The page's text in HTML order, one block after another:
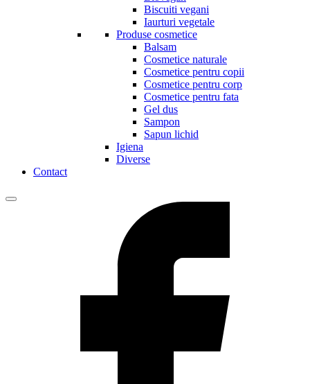
Biscuiti vegani
Iaurturi vegetale
Produse cosmetice
Balsam
Cosmetice naturale
Cosmetice pentru copii
Cosmetice pentru corp
Cosmetice pentru fata
Gel dus
Sampon
Sapun lichid
Igiena
Diverse
Contact